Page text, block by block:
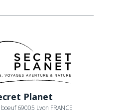
Planet
69005 Lyon FRANCE